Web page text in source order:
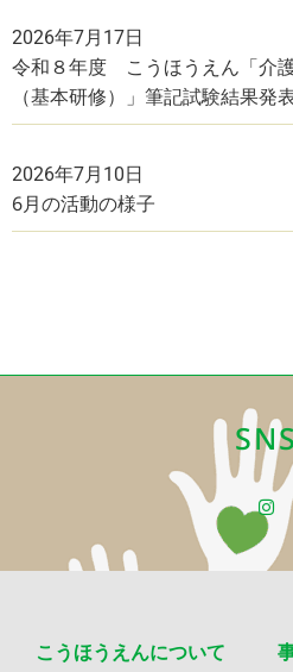
2026年7月17日
令和８年度 こうほうえん「介
（基本研修）」筆記試験結果発
2026年7月10日
6月の活動の様子
SNS
こうほうえんについて